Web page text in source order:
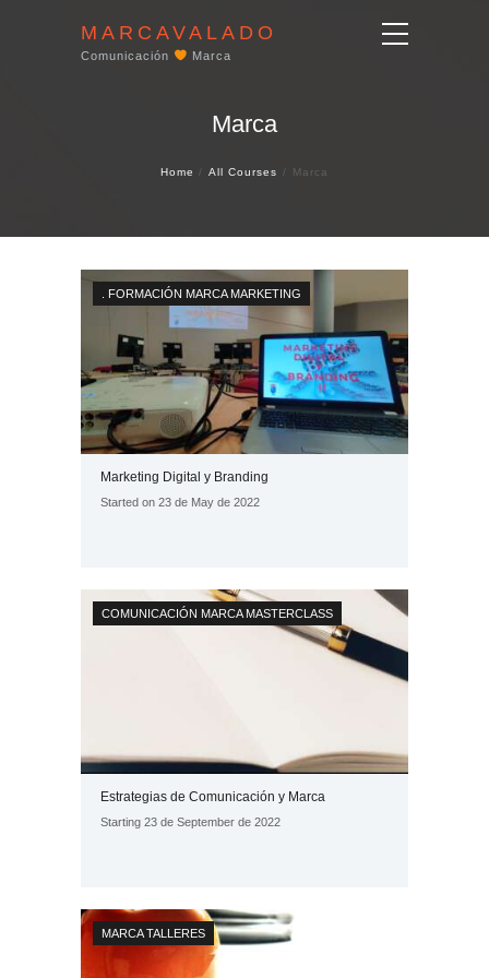
MARCAVALADO
Comunicación Marca
Marca
Home All Courses Marca
FORMACIÓN MARCA MARKETING
Marketing Digital y Branding
Started on 23 de May de 2022
COMUNICACIÓN MARCA MASTERCLASS
Estrategias de Comunicación y Marca
Starting 23 de September de 2022
MARCA TALLERES